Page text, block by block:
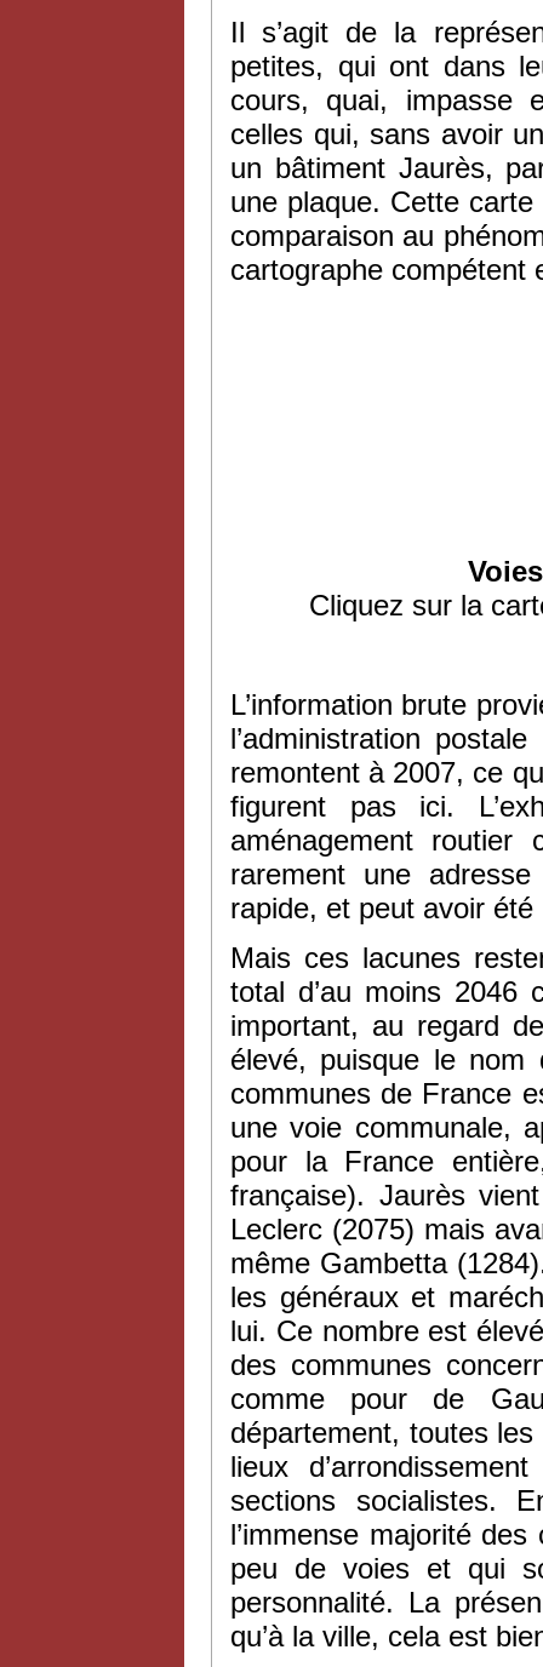
Il s’agit de la
petites, qui ont dans
cours, quai, impasse
celles qui, sans avoir
un bâtiment Jaurès,
une plaque. Cette
comparaison au
cartographe compétent
Cliquez sur la
L’information brute
l’administration
remontent à 2007, ce
figurent pas ici.
aménagement routier
rarement une
rapide, et peut avoir
Mais ces lacunes
total d’au moins 2046
important, au regard
élevé, puisque le
communes de France
une voie communale,
pour la France
française). Jaurès
Leclerc (2075) mais
même Gambetta
les généraux et
lui. Ce nombre est
des communes
comme pour de
département, toutes
lieux
sections socialistes.
l’immense majorité
peu de voies et qui
personnalité. La
qu’à la ville, cela est